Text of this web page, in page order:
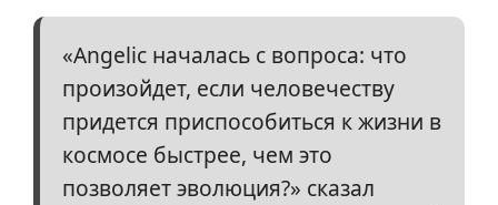
«Angelic началась с вопроса: что
произойдет, если человечеству
придется приспособиться к жизни в
космосе быстрее, чем это
позволяет эволюция?» сказал